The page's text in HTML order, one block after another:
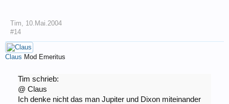
Tim, 10.Mai.2004
#14
Claus Mod Emeritus
Tim schrieb:
@ Claus
Ich denke nicht das man Jupiter und Dixon miteinander